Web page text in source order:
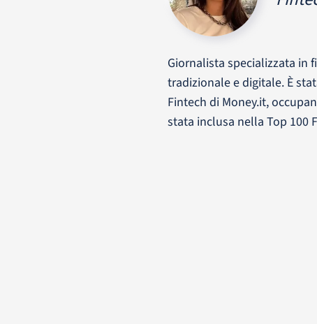
Giornalista specializzata in
tradizionale e digitale. È
Fintech di Money.it,
stata inclusa nella Top 100